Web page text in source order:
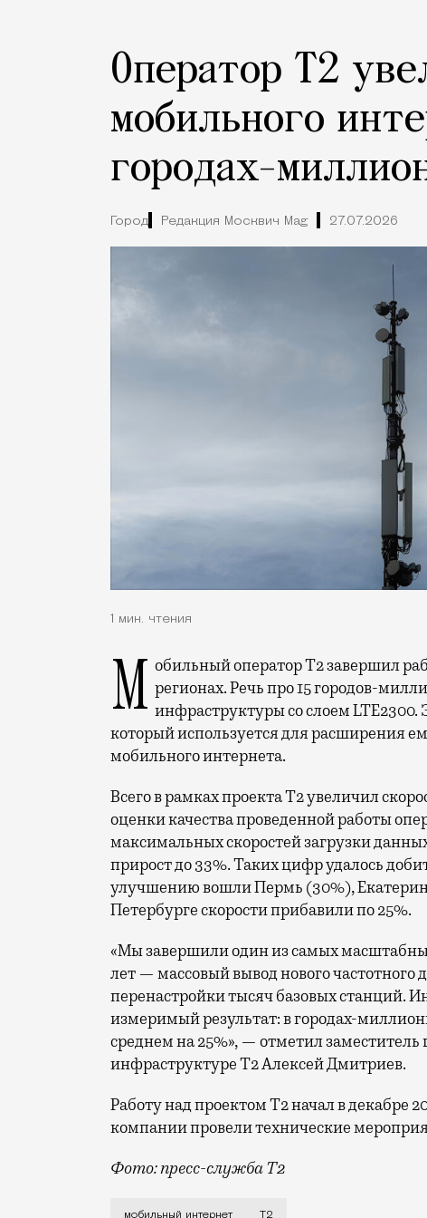
Оператор Т2
мобильного
городах-
Город Редакция Москвич Mag 27.07.2026
1 мин. чтения
Мобильный оператор Т2 завершил работы по увеличению скорости интернета в регионах. Речь про 15 городов-
инфраструктуры со слоем
который используется для расширения
мобильного интернета.
Всего в рамках проекта Т2 увеличил
оценки качества проведенной работы
максимальных скоростей загрузки
прирост до 33%. Таких цифр удалось
улучшению вошли Пермь (30%),
Петербурге скорости прибавили по 25%.
«Мы завершили один из самых
лет — массовый вывод нового частотного
перенастройки тысяч базовых станций.
измеримый результат: в городах-
среднем на 25%», — отметил заместитель
инфраструктуре Т2 Алексей Дмитриев.
Работу над проектом Т2 начал в декабре
компании провели технические
Фото: пресс-служба Т2
Мобильный оператор Т2 завершил
мобильный интернет Т2